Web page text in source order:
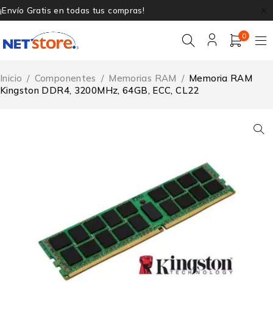
¡Envío Gratis en todas tus compras!
0
Inicio / Componentes / Memorias RAM / Memoria RAM
Kingston DDR4, 3200MHz, 64GB, ECC, CL22